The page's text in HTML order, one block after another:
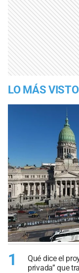
LO MÁS VISTO
1
Qué dice el
privada” que